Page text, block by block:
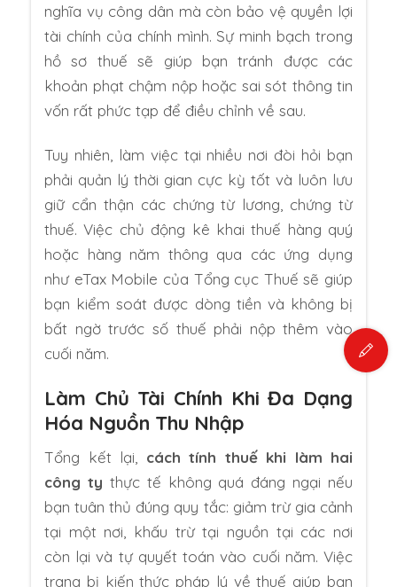
nghĩa vụ công dân mà còn bảo vệ quyền lợi
tài chính của chính mình. Sự minh bạch trong
hồ sơ thuế sẽ giúp bạn tránh được các
khoản phạt chậm nộp hoặc sai sót thông tin
vốn rất phức tạp để điều chỉnh về sau.
Tuy nhiên, làm việc tại nhiều nơi đòi hỏi bạn
phải quản lý thời gian cực kỳ tốt và luôn lưu
giữ cẩn thận các chứng từ lương, chứng từ
thuế. Việc chủ động kê khai thuế hàng quý
hoặc hàng năm thông qua các ứng dụng
như eTax Mobile của Tổng cục Thuế sẽ giúp
bạn kiểm soát được dòng tiền và không bị
bất ngờ trước số thuế phải nộp thêm vào
cuối năm.
Làm Chủ Tài Chính Khi Đa Dạng
Hóa Nguồn Thu Nhập
Tổng kết lại, cách tính thuế khi làm hai
công ty thực tế không quá đáng ngại nếu
bạn tuân thủ đúng quy tắc: giảm trừ gia cảnh
tại một nơi, khấu trừ tại nguồn tại các nơi
còn lại và tự quyết toán vào cuối năm. Việc
trang bị kiến thức pháp lý về thuế giúp bạn